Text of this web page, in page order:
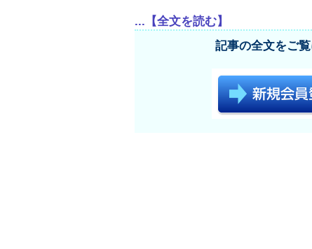
...【全文を読む】
記事の全文をご